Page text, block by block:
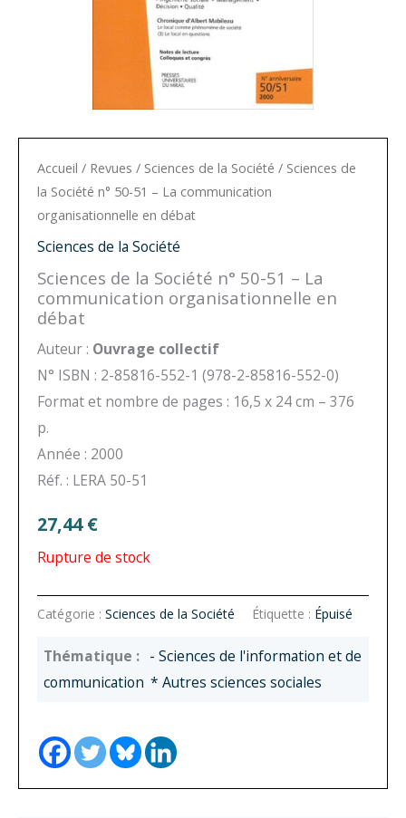
Accueil / Revues / Sciences de la Société / Sciences de
la Société n° 50-51 – La communication
organisationnelle en débat
Sciences de la Société
Sciences de la Société n° 50-51 – La
communication organisationnelle en
débat
Auteur : Ouvrage collectif
N° ISBN : 2-85816-552-1 (978-2-85816-552-0)
Format et nombre de pages : 16,5 x 24 cm – 376
p.
Année : 2000
Réf. : LERA 50-51
27,44 €
Rupture de stock
Catégorie : Sciences de la Société Étiquette : Épuisé
- Sciences de l'information et de
communication * Autres sciences sociales